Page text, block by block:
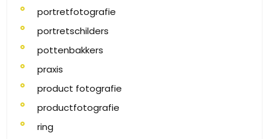
portretfotografie
portretschilders
pottenbakkers
praxis
product fotografie
productfotografie
ring